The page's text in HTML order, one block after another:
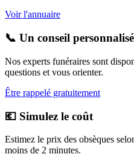
Voir l'annuaire
📞 Un conseil
Nos experts funéraires sont
questions et vous orienter.
Être rappelé gratuitement
💶 Simulez le coût
Estimez le prix des obsèques
moins de 2 minutes.